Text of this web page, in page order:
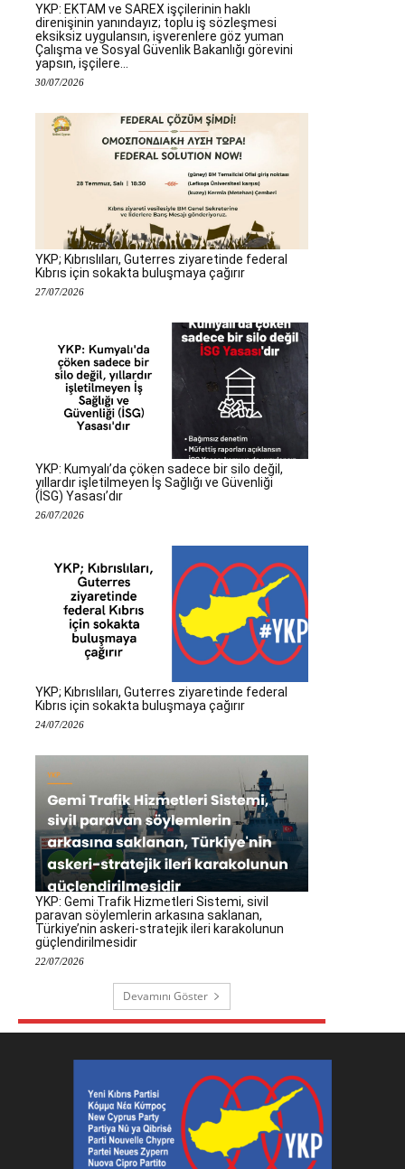
YKP: EKTAM ve SAREX işçilerinin haklı
direnişinin yanındayız; toplu iş sözleşmesi
eksiksiz uygulansın, işverenlere göz yuman
Çalışma ve Sosyal Güvenlik Bakanlığı görevini
yapsın, işçilere...
30/07/2026
YKP; Kıbrıslıları, Guterres ziyaretinde federal
Kıbrıs için sokakta buluşmaya çağırır
27/07/2026
YKP: Kumyalı’da çöken sadece bir silo değil,
yıllardır işletilmeyen İş Sağlığı ve Güvenliği
(İSG) Yasası’dır
26/07/2026
YKP; Kıbrıslıları, Guterres ziyaretinde federal
Kıbrıs için sokakta buluşmaya çağırır
24/07/2026
YKP: Gemi Trafik Hizmetleri Sistemi, sivil
paravan söylemlerin arkasına saklanan,
Türkiye’nin askeri-stratejik ileri karakolunun
güçlendirilmesidir
22/07/2026
Devamını Göster